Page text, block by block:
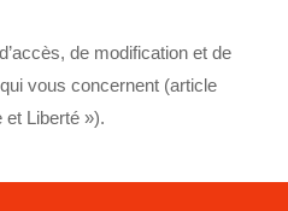
de modification et de
vous concernent (article
et Liberté »).